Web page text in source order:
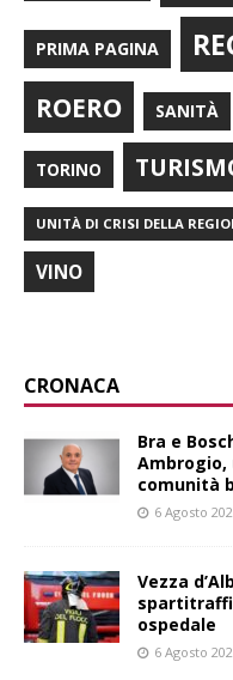
PRIMA PAGINA
ROERO SANITÀ
TORINO
UNITÀ DI CRISI DELLA
VINO
CRONACA
Bra e
comunità
6 Agosto
Vezza
ospedale
6 Agosto